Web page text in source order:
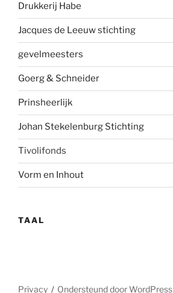
Drukkerij Habe
Jacques de Leeuw stichting
gevelmeesters
Goerg & Schneider
Prinsheerlijk
Johan Stekelenburg Stichting
Tivolifonds
Vorm en Inhout
TAAL
Privacy Ondersteund door WordPress